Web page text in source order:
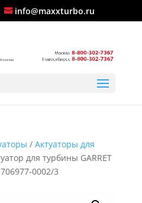
info@maxxturbo.ru
/ Актуаторы для
для турбины GARRET
0002/3